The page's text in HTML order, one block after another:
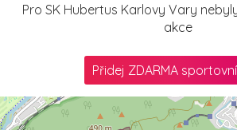
Pro SK Hubertus Karlovy Vary
akce
Přidej ZDARMA